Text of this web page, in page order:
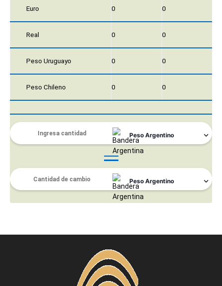
Euro 0 0
Real 0 0
Peso Uruguayo 0 0
Peso Chileno 0 0